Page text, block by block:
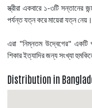
স্ত্রীরা একবারে ১-৩টি সন্তানের
পর্যন্ত যত্ন করে মায়েরা যত্ন নেয়।
এরা "নিম্নতম উদ্বেগের" একটি
শিকার ইত্যাদির জন্য সংখ্যা
Distribution in